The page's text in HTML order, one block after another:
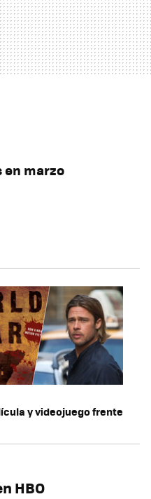
en marzo
y videojuego frente
HBO